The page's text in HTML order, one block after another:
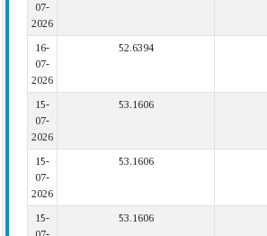
07-
2026
16-
07-
2026
52.6394
15-
07-
2026
53.1606
15-
07-
2026
53.1606
15-
53.1606